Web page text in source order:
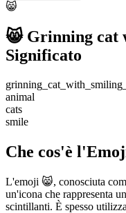
😸
😸 Grinning cat
Significato
animal
cats
smile
Che cos'è
L'emoji 😸, conosciuta
un'icona che rappresenta
scintillanti. È spesso